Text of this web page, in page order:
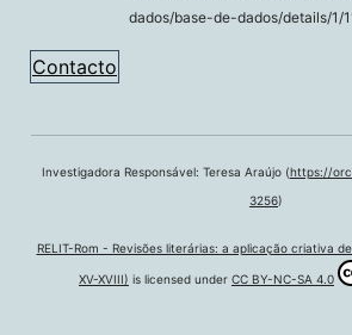
dados/base-de-dados/details/1/
Contacto
Investigadora Responsável: Teresa Araújo (https://
3256)
RELIT-Rom - Revisões literárias: a aplicação criativa
XV-XVIII) is licensed under CC BY-NC-SA 4.0